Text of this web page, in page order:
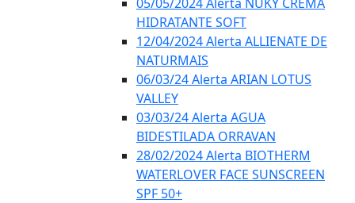
HIDRATANTE SOFT
12/04/2024 Alerta ALLIENATE DE
NATURMAIS
06/03/24 Alerta ARIAN LOTUS
VALLEY
03/03/24 Alerta AGUA
BIDESTILADA ORRAVAN
28/02/2024 Alerta BIOTHERM
WATERLOVER FACE SUNSCREEN
SPF 50+